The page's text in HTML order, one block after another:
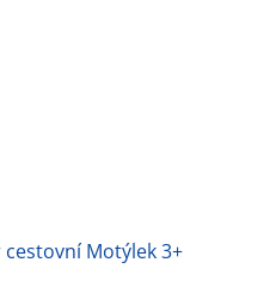
cestovní Motýlek 3+